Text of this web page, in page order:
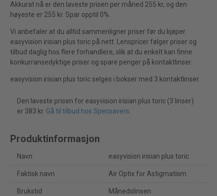
Akkurat nå er den laveste prisen per måned 255 kr, og den
høyeste er 255 kr. Spar opptil 0%.
Vi anbefaler at du alltid sammenligner priser før du kjøper
easyvision irisian plus toric på nett. Lenspricer følger priser og
tilbud daglig hos flere forhandlere, slik at du enkelt kan finne
konkurransedyktige priser og spare penger på kontaktlinser.
easyvision irisian plus toric selges i bokser med 3 kontaktlinser.
Den laveste prisen for easyvision irisian plus toric (3 linser)
er 383 kr. Gå til tilbud hos Specsavers.
Produktinformasjon
Navn easyvision irisian plus toric
Faktisk navn Air Optix for Astigmatism
Brukstid Månedslinsen